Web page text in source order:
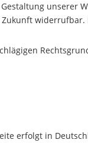
unserer
erfolgt in